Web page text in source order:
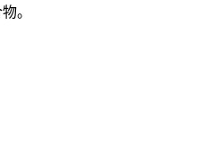
。